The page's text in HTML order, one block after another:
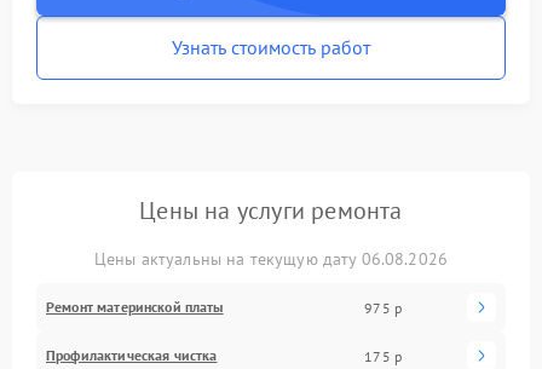
Узнать стоимость работ
Цены на услуги ремонта
Цены актуальны на текущую дату 06.08.2026
Ремонт материнской платы 975 р
Профилактическая чистка 175 р